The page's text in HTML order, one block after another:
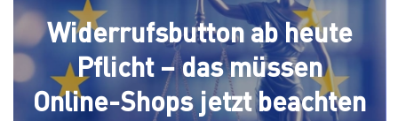
Widerrufsbutton ab heute
Pflicht – das müssen
Online-Shops jetzt beachten